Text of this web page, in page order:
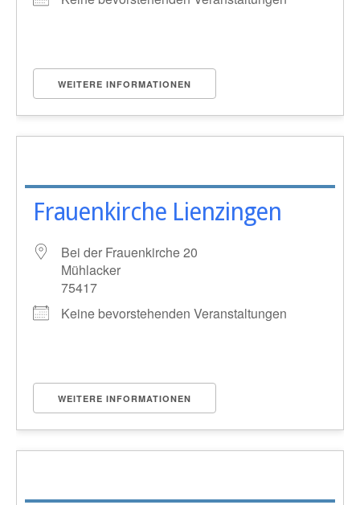
WEITERE INFORMATIONEN
Frauenkirche Lienzingen
Bei der Frauenkirche 20
Mühlacker
75417
Keine bevorstehenden Veranstaltungen
WEITERE INFORMATIONEN